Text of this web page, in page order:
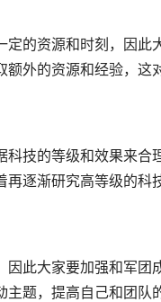
定的资源和时刻，因
外的资源和经验，这
科技的等级和效果来
逐渐研究高等级的科
此大家要加强和军团
题，提高自己和团队